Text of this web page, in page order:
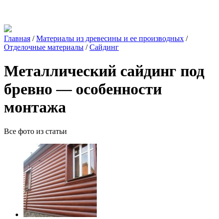
Главная /Материалы из древесины и ее производных /
Отделочные материалы /Сайдинг
Металлический сайдинг под
бревно — особенности
монтажа
Все фото из статьи